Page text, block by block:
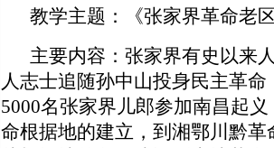
教学主题：
《张家界革命老
主要内容：张家界有史以来
人志士追随孙中山投身民主革
5000名张家界儿郎参加南昌起
命根据地的建立，到湘鄂川黔